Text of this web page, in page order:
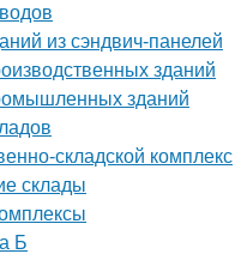
из сэндвич-панелей
зданий
зданий
складской комплекс
склады
Б